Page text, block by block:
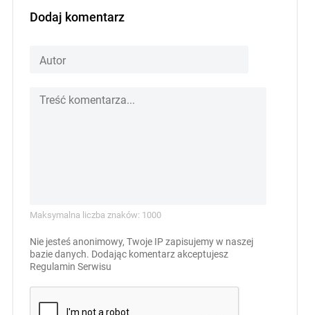
Dodaj komentarz
Maksymalna liczba znaków: 1000
Nie jesteś anonimowy, Twoje IP zapisujemy w naszej
bazie danych. Dodając komentarz akceptujesz
Regulamin Serwisu